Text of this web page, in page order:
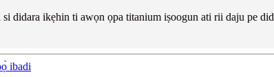
didara ikẹhin ti awọn ọpa titanium iṣoogun ati rii daju pe
ibadi